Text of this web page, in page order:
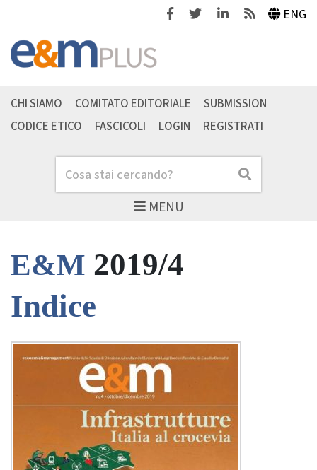
FacebookTwitterLinkedinFeeds ENG
MENU
Cerca Cerca
CHI SIAMO COMITATO EDITORIALE
SUBMISSION
CODICE ETICO
FASCICOLI LOGIN REGISTRATI
E&M 2019/4
Indice